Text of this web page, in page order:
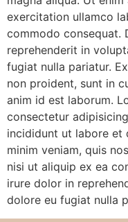
exercitation ullamco
commodo consequat.
reprehenderit in
fugiat nulla pariatur.
non proident, sunt in
anim id est laborum.
consectetur
incididunt ut labore et
minim veniam, quis
nisi ut aliquip ex ea
irure dolor in
dolore eu fugiat nulla